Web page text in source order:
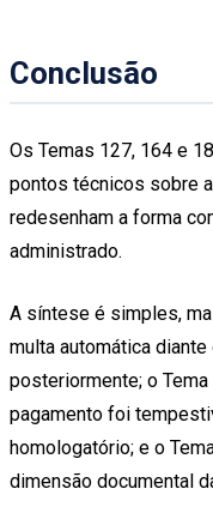
Conclusão
Os Temas 127, 164 e
pontos técnicos sobre
redesenham a forma
administrado.
A síntese é simples,
multa automática
posteriormente; o
pagamento foi
homologatório; e o
dimensão documental